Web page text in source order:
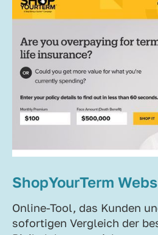
ShopYourTerm
Online-Tool, das Kunden
sofortigen Vergleich der